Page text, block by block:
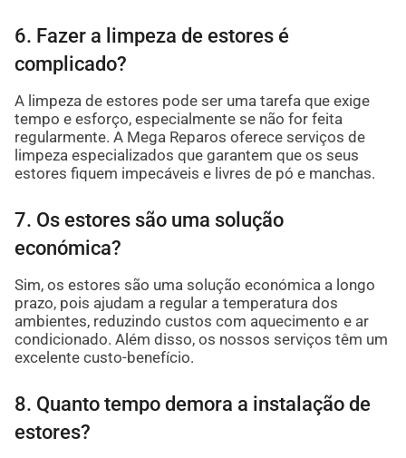
6. Fazer a limpeza de estores é
complicado?
A limpeza de estores pode ser uma tarefa que exige
tempo e esforço, especialmente se não for feita
regularmente. A Mega Reparos oferece serviços de
limpeza especializados que garantem que os seus
estores fiquem impecáveis e livres de pó e manchas.
7. Os estores são uma solução
económica?
Sim, os estores são uma solução económica a longo
prazo, pois ajudam a regular a temperatura dos
ambientes, reduzindo custos com aquecimento e ar
condicionado. Além disso, os nossos serviços têm um
excelente custo-benefício.
8. Quanto tempo demora a instalação de
estores?